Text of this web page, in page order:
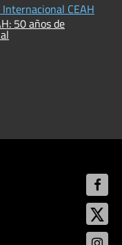
CEAH
50 años de